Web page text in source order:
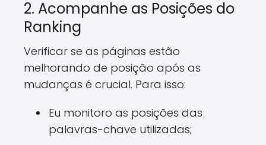
2. Acompanhe as Posições do
Ranking
Verificar se as páginas estão
melhorando de posição após as
mudanças é crucial. Para isso:
Eu monitoro as posições das
palavras-chave utilizadas;